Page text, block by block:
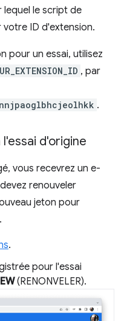
lequel le script de
ID d'extension.
pour un essai, utilisez
, par
.
d'origine
vous recevrez un e-
renouveler
jeton pour
.
pour l'essai
(RENONVELER).